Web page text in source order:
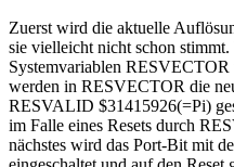
Zuerst wird die aktuelle
sie vielleicht nicht schon
Systemvariablen
werden in RESVECTOR die
RESVALID $31415926(=Pi)
im Falle eines Resets durch
nächstes wird das Port-Bit mit